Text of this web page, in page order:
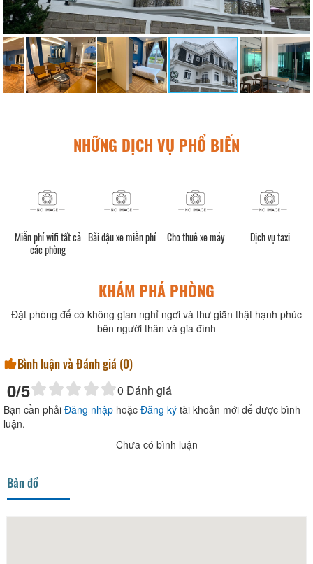
NHỮNG DỊCH VỤ PHỔ BIẾN
Miễn phí wifi tất cả
các phòng
Bãi đậu xe miễn phí Cho thuê xe máy Dịch vụ taxi
KHÁM PHÁ PHÒNG
Đặt phòng để có không gian nghỉ ngơi và thư giãn thật hạnh phúc
bên người thân và gia đình
Bình luận và Đánh giá (0)
0/5 0 Đánh giá
Bạn cần phải Đăng nhập hoặc Đăng ký tài khoản mới để được bình
luận.
Chưa có bình luận
Bản đồ